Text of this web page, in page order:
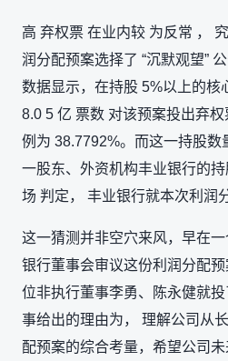
高 弃权票 在业内较 为反常 ，
润分配预案选择了 “沉默观望”
数据显示，在持股 5%以上的核
8.0 5 亿 票数 对该预案投出弃
例为 38.7792%。而这一持股
一股东、外资机构丰业银行的
场 判定， 丰业银行就本次利润
这一猜测并非空穴来风，早在
银行董事会审议这份利润分配
位非执行董事李勇、陈永健就
事给出的理由为， 理解公司从
配预案的综合考量，希望公司